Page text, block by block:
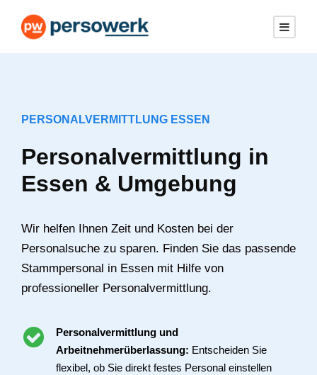
PERSONALVERMITTLUNG ESSEN
Personalvermittlung in
Essen & Umgebung
Wir helfen Ihnen Zeit und Kosten bei der
Personalsuche zu sparen. Finden Sie das passende
Stammpersonal in Essen mit Hilfe von
professioneller Personalvermittlung.
Personalvermittlung und
Arbeitnehmerüberlassung: Entscheiden Sie
flexibel, ob Sie direkt festes Personal einstellen